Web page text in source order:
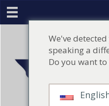
We've
speaking a
Do you want to